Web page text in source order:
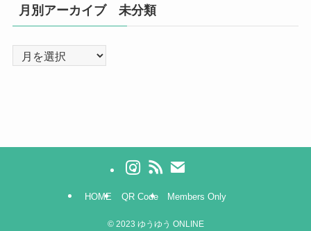
月別アーカイブ 未分類
HOME QR Code Members Only
©2023 ゆうゆう ONLINE